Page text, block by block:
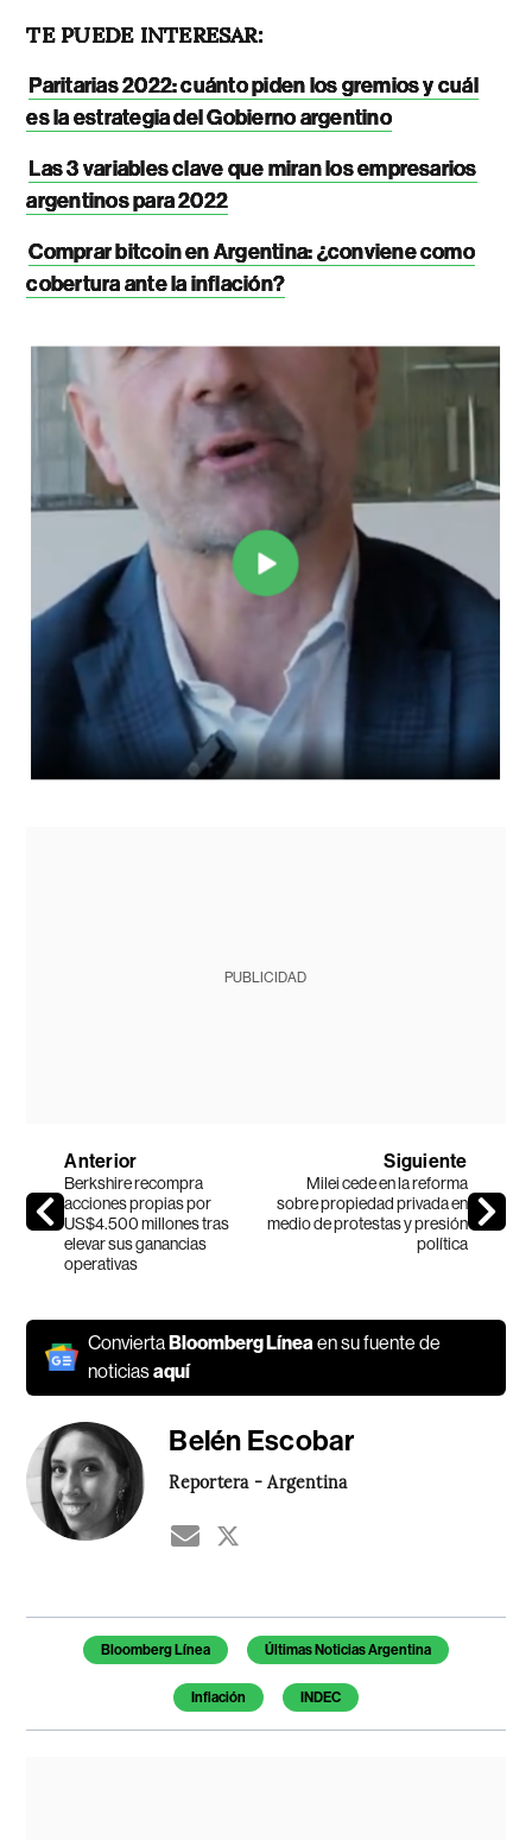
TE PUEDE INTERESAR:
Paritarias 2022: cuánto piden los gremios y cuál
es la estrategia del Gobierno argentino
Las 3 variables clave que miran los empresarios
argentinos para 2022
Comprar bitcoin en Argentina: ¿conviene como
cobertura ante la inflación?
PUBLICIDAD
Anterior
Berkshire recompra
acciones propias por
US$4.500 millones tras
elevar sus ganancias
operativas
Siguiente
Milei cede en la reforma
sobre propiedad privada en
medio de protestas y presión
política
ConviertaBloomberg Línea en su fuente de
noticiasaquí
Belén Escobar
Reportera - Argentina
Temas de este artículo
Bloomberg Línea Últimas Noticias Argentina
Inflación INDEC